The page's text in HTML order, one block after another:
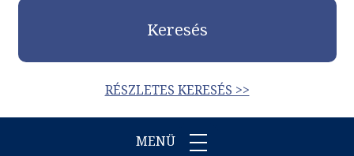
Keresés
RÉSZLETES KERESÉS >>
MENÜ